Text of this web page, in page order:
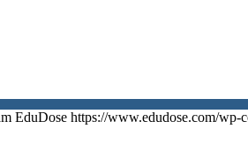
EduDose https://www.edudose.com/wp-